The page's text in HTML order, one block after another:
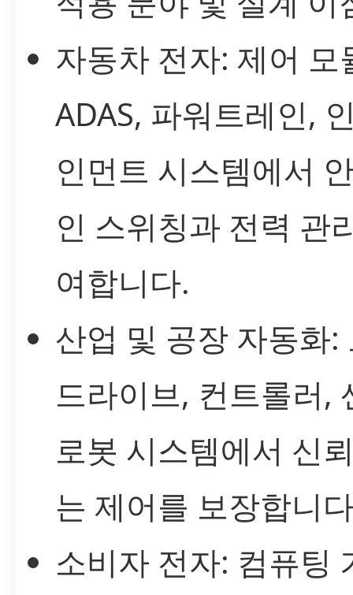
자동차 전자: 제어 모
ADAS, 파워트레인,
인먼트 시스템에서
인 스위칭과 전력 관
여합니다.
산업 및 공장 자동화:
드라이브, 컨트롤러,
로봇 시스템에서 신
는 제어를 보장합니
소비자 전자: 컴퓨팅